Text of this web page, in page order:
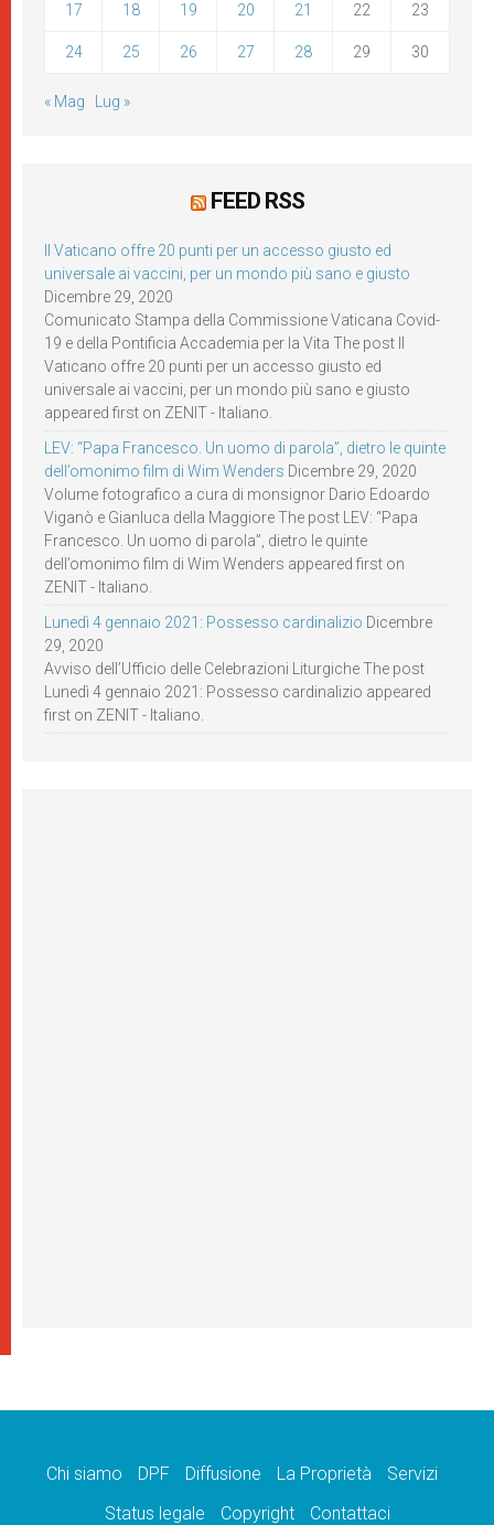
17 18 19 20 21 22 23
24 25 26 27 28 29 30
« Mag Lug »
FEED RSS
Il Vaticano offre 20 punti per un accesso giusto ed
universale ai vaccini, per un mondo più sano e giusto
Dicembre 29, 2020
Comunicato Stampa della Commissione Vaticana Covid-
19 e della Pontificia Accademia per la Vita The post Il
Vaticano offre 20 punti per un accesso giusto ed
universale ai vaccini, per un mondo più sano e giusto
appeared first on ZENIT - Italiano.
LEV: “Papa Francesco. Un uomo di parola”, dietro le quinte
dell’omonimo film di Wim Wenders Dicembre 29, 2020
Volume fotografico a cura di monsignor Dario Edoardo
Viganò e Gianluca della Maggiore The post LEV: “Papa
Francesco. Un uomo di parola”, dietro le quinte
dell’omonimo film di Wim Wenders appeared first on
ZENIT - Italiano.
Lunedì 4 gennaio 2021: Possesso cardinalizio Dicembre
29, 2020
Avviso dell’Ufficio delle Celebrazioni Liturgiche The post
Lunedì 4 gennaio 2021: Possesso cardinalizio appeared
first on ZENIT - Italiano.
Chi siamo DPF Diffusione La Proprietà
Servizi
Status legale
Copyright Contattaci